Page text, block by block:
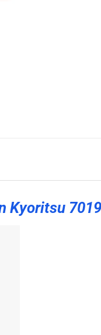
Kyoritsu 7019